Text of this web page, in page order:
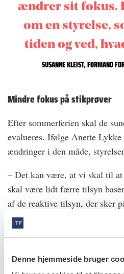
Denne hjemmeside bruger
ændrer sit fokus.
om en styrelse,
tiden og ved,
SUSANNE KLEIST, FORMAND
Mindre fokus på stikprøver
Efter sommerferien skal de
evalueres. Ifølge Anette
ændringer i den måde,
– Det kan være, at vi skal til
skal være lidt færre tilsyn
af de reaktive tilsyn, der sker
bekymring for
Også for at bruge
siger hun.